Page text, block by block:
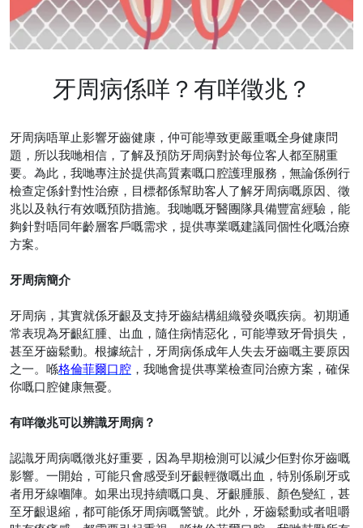
牙周病係咩？有咩徵兆？
牙周病唔單止影響牙齒健康，仲可能導致更嚴重嘅全身健康問
題，所以我哋相信，了解及預防牙周病對於每位客人都至關重
要。為此，我哋專注於提供高質素嘅口腔護理服務，無論係例行
檢查定係針對性治療，目標都係幫助客人了解牙周病嘅原因、徵
兆以及執行有效嘅預防措施。我哋嘅牙醫團隊具備豐富經驗，能
夠針對唔同年齡層客戶嘅需求，提供專業嘅建議同個性化嘅治療
方案。
牙周病簡介
牙周病，其實就係牙齦及支持牙齒結構組織發炎嘅疾病。初期通
常表現為牙齦紅腫、出血，隨住病情惡化，可能導致牙骨損失，
甚至牙齒鬆動。根據統計，牙周病係成年人失去牙齒嘅主要原因
之一。喺格倫菲爾口腔 ，我哋會提供專業檢查同治療方案，確保
你嘅口腔健康無憂。
有咩徵兆可以辨識牙周病？
認識牙周病嘅徵兆好重要，因為早期檢測可以減少佢對你牙齒嘅
影響。一開始，可能只會感受到牙齦輕微嘅出血，特別係刷牙或
者用牙線嗰陣。如果出現持續嘅口臭、牙齦腫脹、顏色變紅，甚
至牙齦退縮，都可能係牙周病嘅警號。此外，牙齒鬆動或者咀嚼